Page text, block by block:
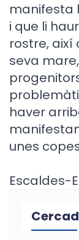
manifesta
i que li
rostre,
seva
haver
unes
Escaldes-